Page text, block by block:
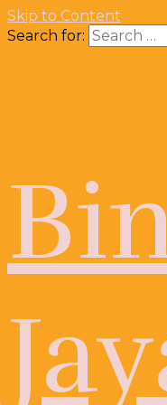
Skip to Content
Search for: